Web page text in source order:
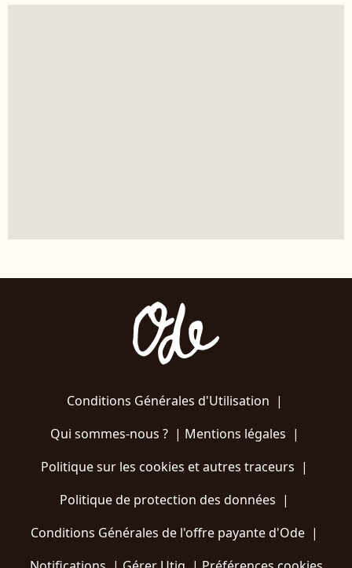
Conditions Générales d'Utilisation |
Qui sommes-nous ?| Mentions légales |
Politique sur les cookies et autres traceurs |
Politique de protection des données |
Conditions Générales de l'offre payante d'Ode |